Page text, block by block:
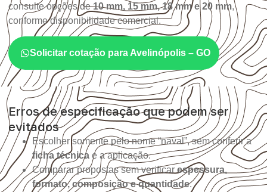
consulte opções de10 mm, 15 mm, 18 mm e 20 mm,
conforme disponibilidade comercial.
Solicitar cotação para Avelinópolis – GO
Erros de especificação que podem ser
evitados
Escolher somente pelo nome “naval”, sem conferir a
ficha técnica e a aplicação.
Comparar propostas sem verificar espessura,
formato, composição e quantidade.